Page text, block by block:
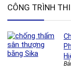
CÔNG TRÌNH